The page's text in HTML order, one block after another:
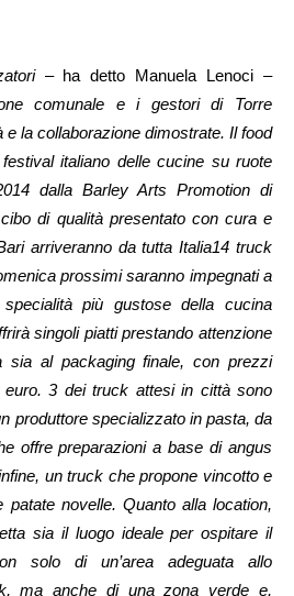
– ha detto Manuela Lenoci –
comunale e i gestori di Torre
e la collaborazione dimostrate. Il food
italiano delle cucine su ruote
dalla Barley Arts Promotion di
di qualità presentato con cura e
arriveranno da tutta Italia14 truck
prossimi saranno impegnati a
più gustose della cucina
singoli piatti prestando attenzione
sia al packaging finale, con prezzi
3 dei truck attesi in città sono
produttore specializzato in pasta, da
offre preparazioni a base di angus
un truck che propone vincotto e
patate novelle. Quanto alla location,
sia il luogo ideale per ospitare il
solo di un’area adeguata allo
ma anche di una zona verde e,